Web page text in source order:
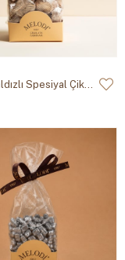
Somon Yaldızlı Spesiyal Çikolata 500g